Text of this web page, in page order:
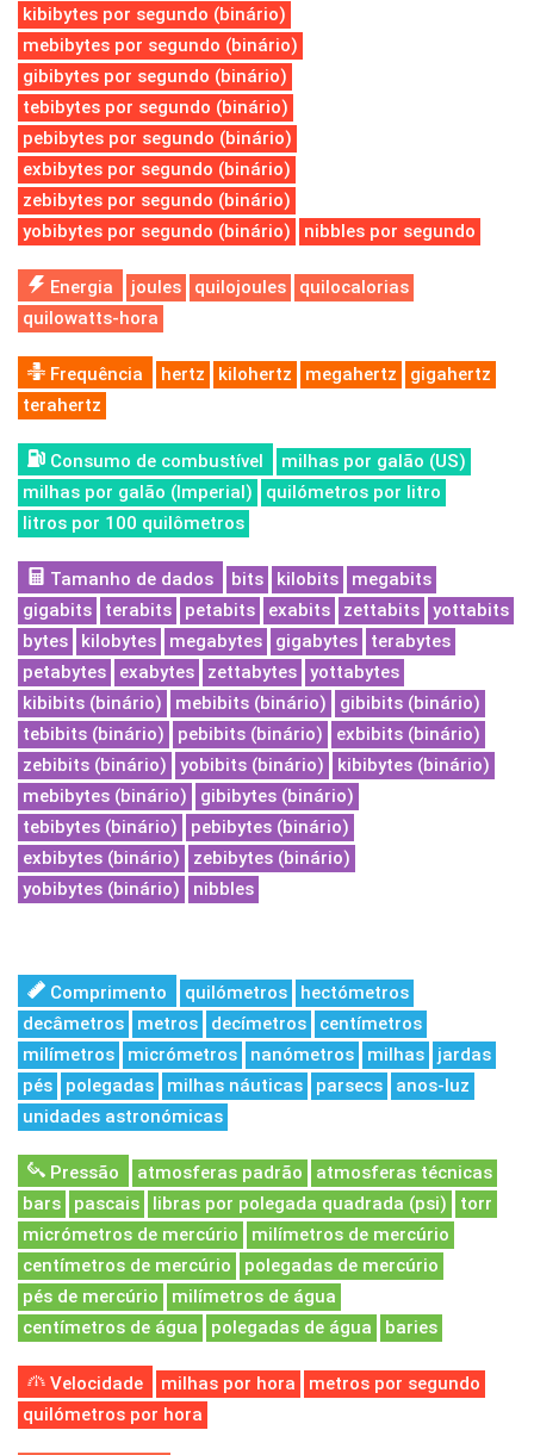
kibibytes por segundo (binário)
mebibytes por segundo (binário)
gibibytes por segundo (binário)
tebibytes por segundo (binário)
pebibytes por segundo (binário)
exbibytes por segundo (binário)
zebibytes por segundo (binário)
yobibytes por segundo (binário)
nibbles por segundo
Energia joules quilojoules
quilocalorias
quilowatts-hora
Frequência hertz kilohertz megahertz
gigahertz
terahertz
Consumo de combustível
milhas por galão (US)
milhas por galão (Imperial)
quilómetros por litro
litros por 100 quilômetros
Tamanho de dados bits kilobits
megabits
gigabits
terabits petabits exabits zettabits
yottabits
bytes
kilobytes megabytes gigabytes
terabytes
petabytes
exabytes zettabytes
yottabytes
kibibits (binário)
mebibits (binário)
gibibits (binário)
tebibits (binário)
pebibits (binário)
exbibits (binário)
zebibits (binário)
yobibits (binário)
kibibytes (binário)
mebibytes (binário)
gibibytes (binário)
tebibytes (binário)
pebibytes (binário)
exbibytes (binário)
zebibytes (binário)
yobibytes (binário)
nibbles
Comprimento quilómetros
hectómetros
decâmetros
metros decímetros
centímetros
milímetros
micrómetros nanómetros milhas
jardas
pés
polegadas milhas náuticas parsecs
anos-luz
unidades astronómicas
Pressão atmosferas padrão
atmosferas técnicas
bars
pascais libras por polegada quadrada (psi)
torr
micrómetros de mercúrio
milímetros de mercúrio
centímetros de mercúrio
polegadas de mercúrio
pés de mercúrio
milímetros de água
centímetros de água
polegadas de água baries
Velocidade milhas por hora
metros por segundo
quilómetros por hora